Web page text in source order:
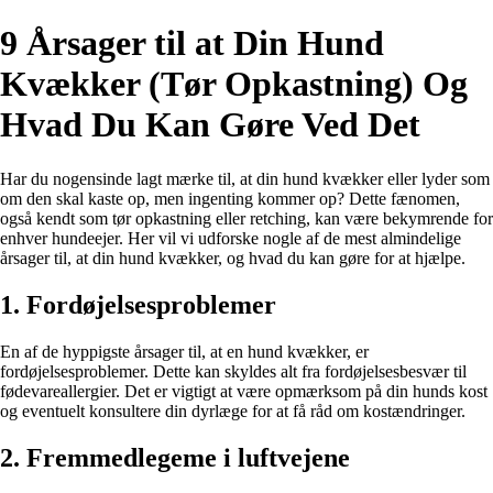
9 Årsager til at Din Hund
Kvækker (Tør Opkastning) Og
Hvad Du Kan Gøre Ved Det
Har du nogensinde lagt mærke til, at din hund kvækker eller lyder som
om den skal kaste op, men ingenting kommer op? Dette fænomen,
også kendt som tør opkastning eller retching, kan være bekymrende for
enhver hundeejer. Her vil vi udforske nogle af de mest almindelige
årsager til, at din hund kvækker, og hvad du kan gøre for at hjælpe.
1. Fordøjelsesproblemer
En af de hyppigste årsager til, at en hund kvækker, er
fordøjelsesproblemer. Dette kan skyldes alt fra fordøjelsesbesvær til
fødevareallergier. Det er vigtigt at være opmærksom på din hunds kost
og eventuelt konsultere din dyrlæge for at få råd om kostændringer.
2. Fremmedlegeme i luftvejene